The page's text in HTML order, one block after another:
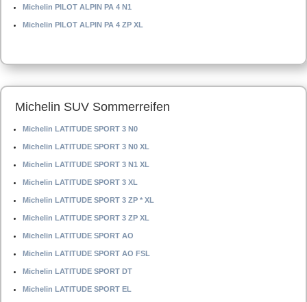
Michelin PILOT ALPIN PA 4 N1
Michelin PILOT ALPIN PA 4 ZP XL
Michelin SUV Sommerreifen
Michelin LATITUDE SPORT 3 N0
Michelin LATITUDE SPORT 3 N0 XL
Michelin LATITUDE SPORT 3 N1 XL
Michelin LATITUDE SPORT 3 XL
Michelin LATITUDE SPORT 3 ZP * XL
Michelin LATITUDE SPORT 3 ZP XL
Michelin LATITUDE SPORT AO
Michelin LATITUDE SPORT AO FSL
Michelin LATITUDE SPORT DT
Michelin LATITUDE SPORT EL